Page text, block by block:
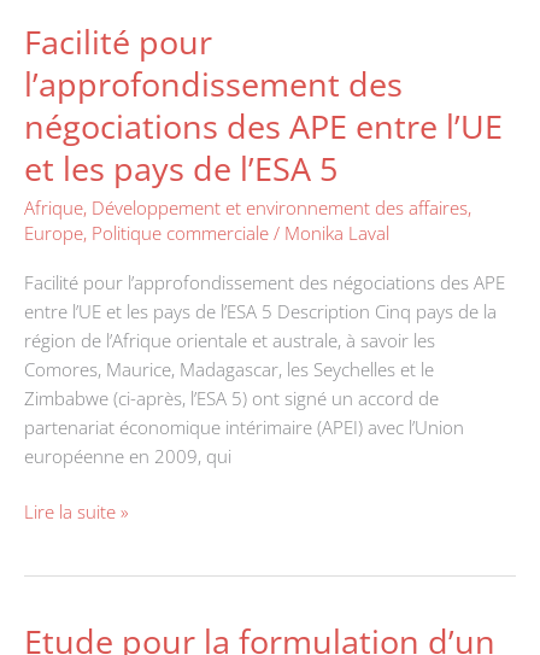
accords
commerciaux
régionaux
avec
l’Afrique
dans
le
cadre
dialogue
public-
privé
Facilité pour
l’approfondissement des
négociations des APE entre l’UE
et les pays de l’ESA 5
Afrique, Développement et environnement des affaires,
Europe, Politique commerciale / Monika Laval
Facilité pour l’approfondissement des négociations des APE
entre l’UE et les pays de l’ESA 5 Description Cinq pays de la
région de l’Afrique orientale et australe, à savoir les
Comores, Maurice, Madagascar, les Seychelles et le
Zimbabwe (ci-après, l’ESA 5) ont signé un accord de
partenariat économique intérimaire (APEI) avec l’Union
européenne en 2009, qui
Facilité
pour
l’approfondissement
des
négociations
des
APE
entre
et
les
pays
de
l’ESA
5
Lire la suite »
Etude pour la formulation d’un
Etude